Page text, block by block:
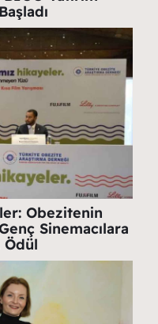
Obezitenin
Sinemacılara
Ödül